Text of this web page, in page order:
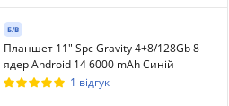
Б/В
Планшет 11" Spc Gravity 4+8/128Gb 8
ядер Android 14 6000 mAh Синій
1 відгук